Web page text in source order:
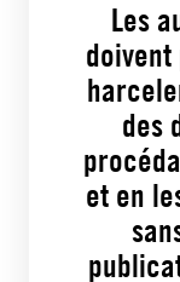
Les
des
et en